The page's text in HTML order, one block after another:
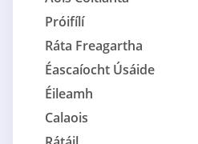
Próifílí
Ráta Freagartha
Éascaíocht Úsáide
Éileamh
Calaois